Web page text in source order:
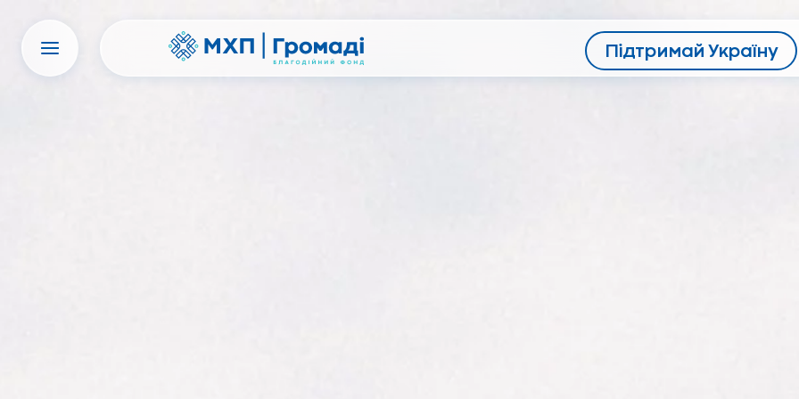
Підтримай Україну